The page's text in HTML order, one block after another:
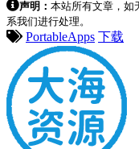
声明： 本站所有文章，如
系我们进行处理。
PortableApps 下载